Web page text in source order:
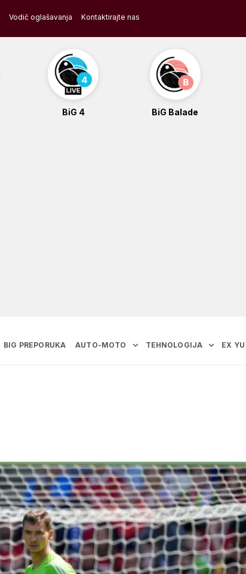
Vodič oglašavanja Kontaktirajte nas
BiG 4 BiG Balade
BIG PREPORUKA AUTO-MOTO TEHNOLOGIJA EX YU